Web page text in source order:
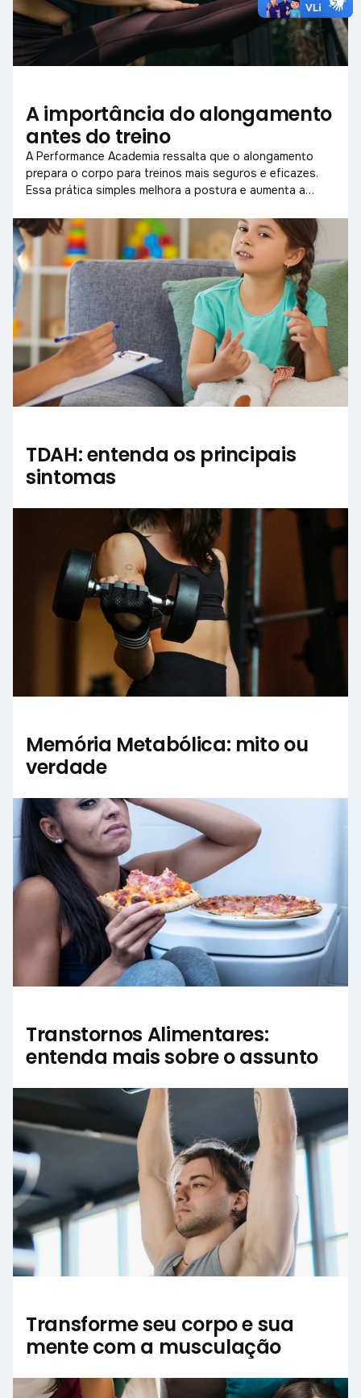
A importância do alongamento
antes do treino
A Performance Academia ressalta que o alongamento
prepara o corpo para treinos mais seguros e eficazes.
Essa prática simples melhora a postura e aumenta a
TDAH: entenda os principais
sintomas
Memória Metabólica: mito ou
verdade
Transtornos Alimentares:
entenda mais sobre o assunto
Transforme seu corpo e sua
mente com a musculação